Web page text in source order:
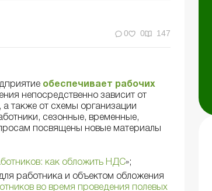
0 0 147
обеспечивает рабочих
непосредственно зависит от
также от схемы организации
сезонные, временные,
посвящены новые материалы
как обложить НДС»;
работника и объектом обложения
во время проведения полевых